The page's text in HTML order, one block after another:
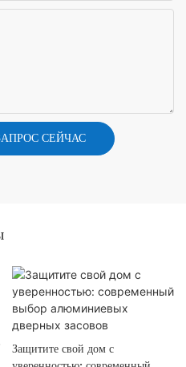
СЕЙЧАС
Защитите свой дом с